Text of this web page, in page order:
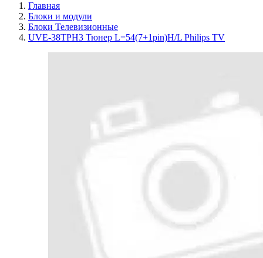
Главная
Блоки и модули
Блоки Телевизионные
UVE-38TPH3 Тюнер L=54(7+1pin)H/L Philips TV